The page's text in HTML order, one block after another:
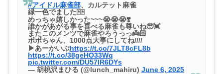
#アイドル麻雀部、カルテット麻雀
緑一色でました🀄🀄
めっちゃ嬉しかった~~~😭😭😭❣️
誰かがあがる事を喜べる麻雀も尊いね🥹💓
またこのメンツで麻雀やろうっっ👼🏻
ポポちゃん、1000点大事にしてね////
▶︎あーかいぶhttps://t.co/7JLT8cFL8b
https://t.co/38geHO33Wq
pic.twitter.com/DU57lR6DYs
— 胡桃沢まひる (@lunch_mahiru) June 6, 2025